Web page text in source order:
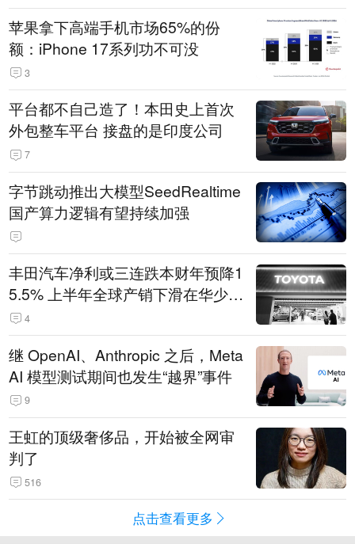
苹果拿下高端手机市场65%的份
额：iPhone 17系列功不可没
3
平台都不自己造了！本田史上首次
外包整车平台 接盘的是印度公司
7
字节跳动推出大模型SeedRealtime
国产算力逻辑有望持续加强
丰田汽车净利或三连跌本财年预降1
5.5% 上半年全球产销下滑在华少卖
14.3万辆
4
继 OpenAI、Anthropic 之后，Meta
AI 模型测试期间也发生“越界”事件
9
王虹的顶级奢侈品，开始被全网审
判了
516
点击查看更多